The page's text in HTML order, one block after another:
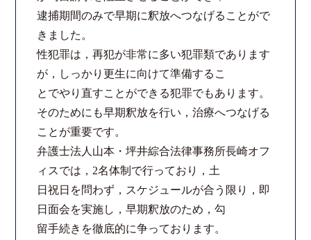
リモート相談
お知らせ
弁護士ブログ
法律相談コラム
サマークラーク・ウィンタークラーク募集
衛生対策の強化
逮捕期間のみで早期に釈放へつなげることがで
きました。
性犯罪は，再犯が非常に多い犯罪類であります
が，しっかり更生に向けて準備するこ
とでやり直すことができる犯罪でもあります。
そのためにも早期釈放を行い，治療へつなげる
ことが重要です。
弁護士法人山本・坪井綜合法律事務所長崎オフ
ィスでは，2名体制で行っており，土
日祝日を問わず，スケジュールが合う限り，即
日面会を実施し，早期釈放のため，勾
留手続きを徹底的に争っております。